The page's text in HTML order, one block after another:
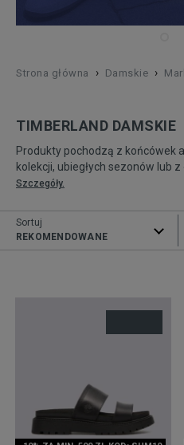
Strona główna › Damskie ›
TIMBERLAND DAMSKIE
Produkty pochodzą z końcówek
kolekcji, ubiegłych sezonów lub
Szczegóły.
Sortuj
REKOMENDOWANE